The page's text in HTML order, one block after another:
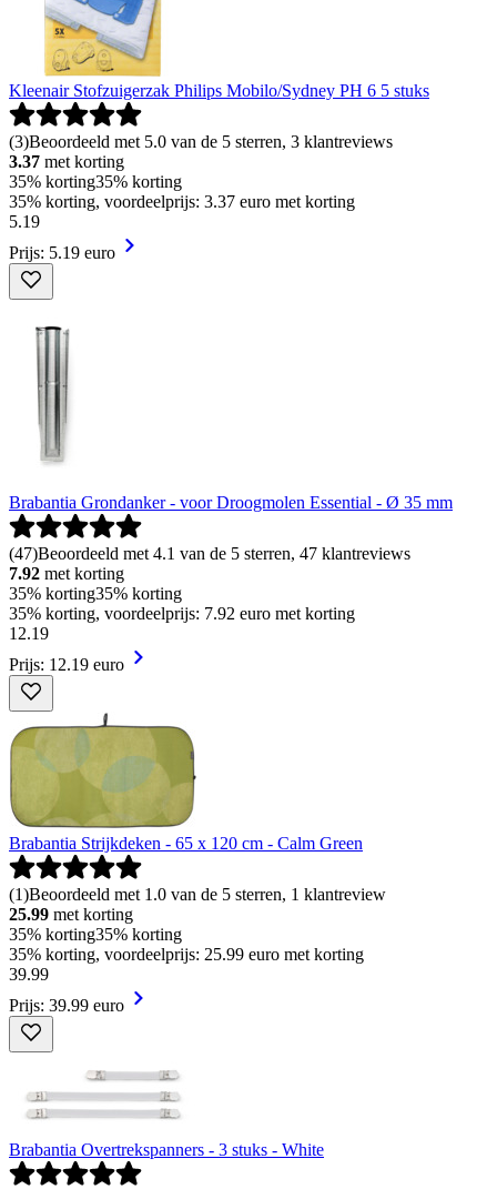
Kleenair Stofzuigerzak Philips Mobilo/Sydney PH 6 5 stuks
(3)Beoordeeld met 5.0 van de 5 sterren, 3 klantreviews
3.37 met korting
35% korting35% korting
35% korting, voordeelprijs: 3.37 euro met korting
5.19
Prijs: 5.19 euro
Brabantia Grondanker - voor Droogmolen Essential - Ø 35 mm
(47)Beoordeeld met 4.1 van de 5 sterren, 47 klantreviews
7.92 met korting
35% korting35% korting
35% korting, voordeelprijs: 7.92 euro met korting
12.19
Prijs: 12.19 euro
Brabantia Strijkdeken - 65 x 120 cm - Calm Green
(1)Beoordeeld met 1.0 van de 5 sterren, 1 klantreview
25.99 met korting
35% korting35% korting
35% korting, voordeelprijs: 25.99 euro met korting
39.99
Prijs: 39.99 euro
Brabantia Overtrekspanners - 3 stuks - White